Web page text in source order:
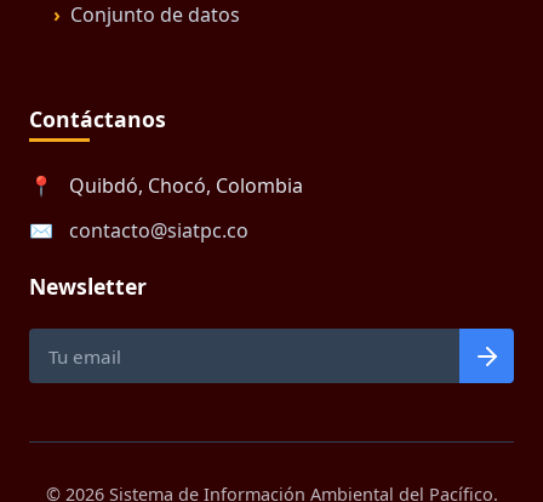
Conjunto de datos
Contáctanos
📍
Quibdó, Chocó, Colombia
✉️
contacto@siatpc.co
Newsletter
© 2026 Sistema de Información Ambiental del Pacífico.